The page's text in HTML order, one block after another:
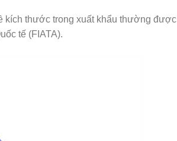
kích thước trong xuất khẩu thường được
tế (FIATA).